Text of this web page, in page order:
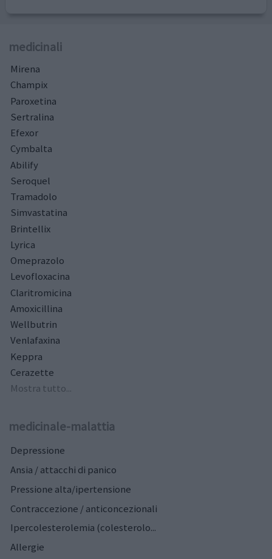
medicinali
Mirena
Champix
Paroxetina
Sertralina
Efexor
Cymbalta
Abilify
Seroquel
Tramadolo
Simvastatina
Brintellix
Lyrica
Omeprazolo
Levofloxacina
Claritromicina
Amoxicillina
Wellbutrin
Venlafaxina
Keppra
Cerazette
Mostra tutto...
medicinale-malattia
Depressione
Ansia / attacchi di panico
Pressione alta/ipertensione
Contraccezione / anticoncezionali
Ipercolesterolemia (colesterolo...
Allergie